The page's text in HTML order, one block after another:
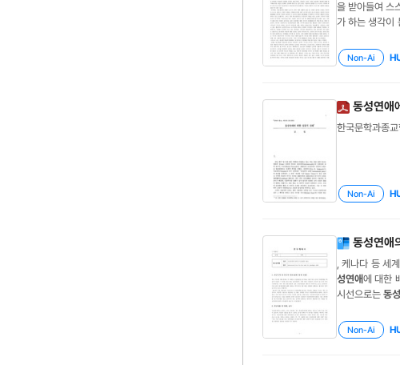
을 받아들여 스스로 정체화한 사람을
가 하는 생각이
갖춘동성애자
Non-Ai
동성연애
한국문학과종
Non-Ai
동성연애
, 케나다 등 세
성연애에 대한
시선으로는 동
심으로 그들을
Non-Ai